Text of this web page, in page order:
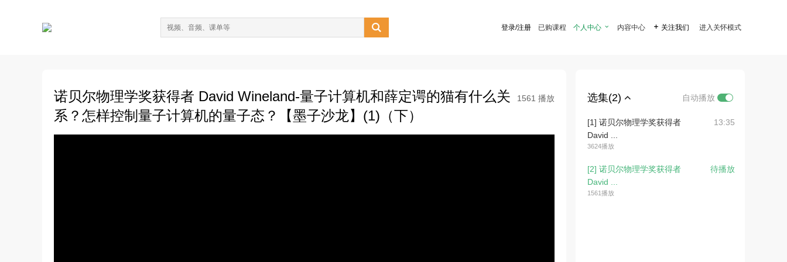
 登录/注册 已购课程 个人中心  内容中心  关注我们 进入关怀模式
诺贝尔物理学奖获得者 David Wineland-量子计算机和薛定谔的猫有什么关
系？怎样控制量子计算机的量子态？【墨子沙龙】(1)（下）
1561 播放 选集(2) 自动播放
[1] 诺贝尔物理学奖获得者
David ...
3624播放
13:35
[2] 诺贝尔物理学奖获得者
David ...
1561播放
待播放